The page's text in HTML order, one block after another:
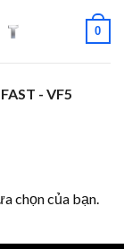
0
- VF5
chọn của bạn.